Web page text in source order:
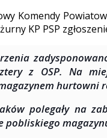
Komendy
KP PSP
z OSP. Na
hurtowni
polegały na
pobliskiego